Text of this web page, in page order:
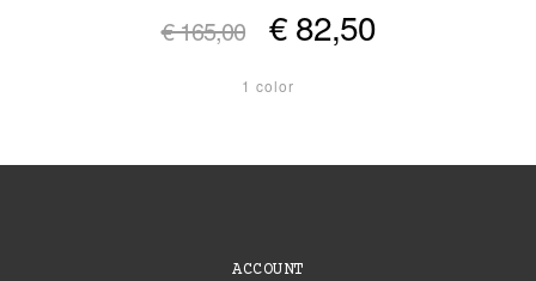
€ 165,00 € 82,50
1 color
ACCOUNT